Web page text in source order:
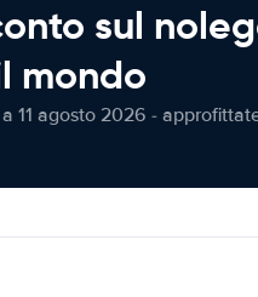
sul
mondo
11 agosto 2026 -